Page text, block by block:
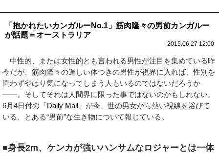
「抱かれたいカンガルーNo.1」筋肉隆々の男前カンガルー
が話題＝オーストラリア
2015.06.27 12:00
中性的、または女性的とも言われる男性が注目を集めている昨
今だが、筋肉隆々の逞しい体つきの男性が視界に入れば、性別を
問わずやはり気になってしまう人もいるのではないだろうか
――。そしてそれは人間界に限った事ではないのかもしれない。
6月4日付の「Daily Mail 」が今、世の男女から熱い視線を浴びて
いる、とある“男前”な生き物について報じている。
■身長2m、ケンカが強いハンサムなロジャーとは一体